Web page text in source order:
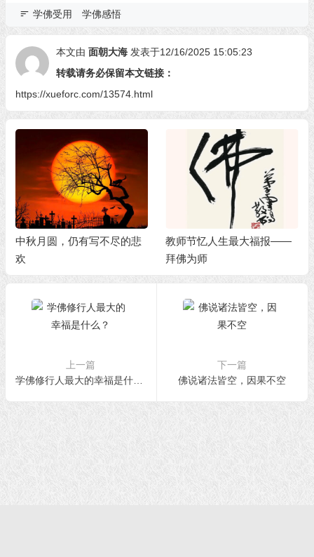
学佛受用 学佛感悟
本文由 面朝大海 发表于12/16/2025 15:05:23
转载请务必保留本文链接：
https://xueforc.com/13574.html
中秋月圆，仍有写不尽的悲
欢
教师节忆人生最大福报——
拜佛为师
上一篇
学佛修行人最大的幸福是什么？
下一篇
佛说诸法皆空，因果不空